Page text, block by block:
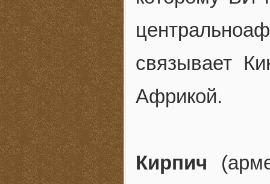
связывает
Африкой.
Кирпич